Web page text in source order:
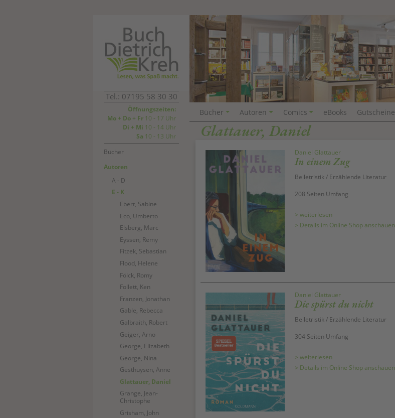
Tel.: 07195 58 30 30
Öffnungszeiten:
Mo + Do + Fr10 - 17 Uhr
Di + Mi 10 - 14 Uhr
Sa 10 - 13 Uhr
Bücher
Autoren
A - D
E - K
Ebert, Sabine
Eco, Umberto
Elsberg, Marc
Eyssen, Remy
Fitzek, Sebastian
Flood, Helene
Fölck, Romy
Follett, Ken
Franzen, Jonathan
Gable, Rebecca
Galbraith, Robert
Geiger, Arno
George, Elizabeth
George, Nina
Gesthuysen, Anne
Glattauer, Daniel
Grange, Jean-
Christophe
Grisham, John
Bücher Autoren Comics eBooks Gutscheine
Glattauer, Daniel
Daniel Glattauer
In einem Zug
Belletristik / Erzählende Literatur
208 Seiten Umfang
> weiterlesen
> Details im Online Shop anschauen
Daniel Glattauer
Die spürst du nicht
Belletristik / Erzählende Literatur
304 Seiten Umfang
> weiterlesen
> Details im Online Shop anschauen